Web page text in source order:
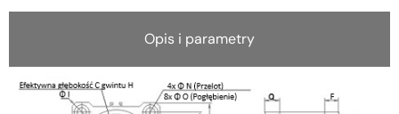
Opis i parametry